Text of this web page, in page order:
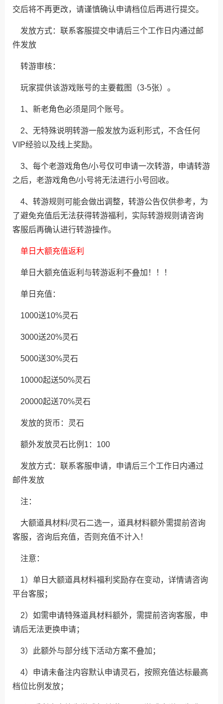
交后将不再更改，请谨慎确认申请档位后再进行提交。
发放方式：联系客服提交申请后三个工作日内通过邮
件发放
转游审核：
玩家提供该游戏账号的主要截图（3-5张）。
1、新老角色必须是同个账号。
2、无特殊说明转游一般发放为返利形式，不含任何
VIP经验以及线上奖励。
3、每个老游戏角色/小号仅可申请一次转游，申请转游
之后，老游戏角色/小号将无法进行小号回收。
4、转游规则可能会做出调整，转游公告仅供参考，为
了避免充值后无法获得转游福利，实际转游规则请咨询
客服后再确认进行转游操作。
单日大额充值返利
单日大额充值返利与转游返利不叠加！！！
单日充值：
1000送10%灵石
3000送20%灵石
5000送30%灵石
10000起送50%灵石
20000起送70%灵石
发放的货币：灵石
额外发放灵石比例1：100
发放方式：联系客服申请，申请后三个工作日内通过
邮件发放
注：
大额道具材料/灵石二选一，道具材料额外需提前咨询
客服，咨询后充值，否则充值不计入！
注意：
1）单日大额道具材料福利奖励存在变动，详情请咨询
平台客服；
2）如需申请特殊道具材料额外，需提前咨询客服，申
请后无法更换申请；
3）此额外与部分线下活动方案不叠加；
4）申请未备注内容默认申请灵石，按照充值达标最高
档位比例发放；